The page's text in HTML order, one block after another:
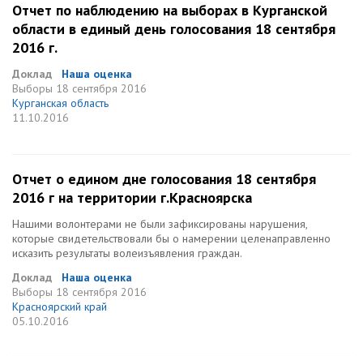
Отчет по наблюдению на выборах в Курганской
области в единый день голосования 18 сентября
2016 г.
Доклад
Наша оценка
Выборы 18 сентября 2016
Курганская область
11.10.2016
Отчет о едином дне голосования 18 сентября
2016 г на территории г.Красноярска
Нашими волонтерами не были зафиксированы нарушения,
которые свидетельствовали бы о намерении целенаправленно
исказить результаты волеизъявления граждан.
Доклад
Наша оценка
Выборы 18 сентября 2016
Красноярский край
05.10.2016